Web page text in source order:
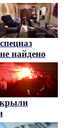
найдено